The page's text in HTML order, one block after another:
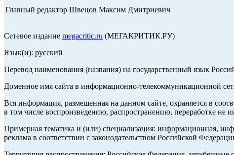
Главный редактор Швецов Максим Дмитриевич
Сетевое издание megacritic.ru (МЕГАКРИТИК.РУ)
Язык(и): русский
Перевод наименования (названия) на государственный язык
Доменное имя сайта в информационно-телекоммуникационной
Вся информация, размещенная на данном сайте, охраняется в
в том числе воспроизведению, распространению, переработке не
Примерная тематика и (или) специализация: информационная,
реклама в соответствии с законодательством Российской